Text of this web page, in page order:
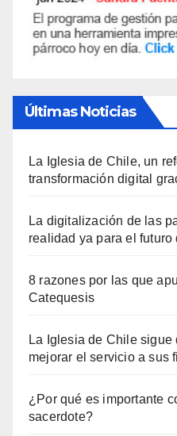
Últimas Noticias
La Iglesia de Chile, un
transformación digital
La digitalización de las
realidad ya para el futuro
8 razones por las que
Catequesis
La Iglesia de Chile
mejorar el servicio a sus
¿Por qué es importante
sacerdote?